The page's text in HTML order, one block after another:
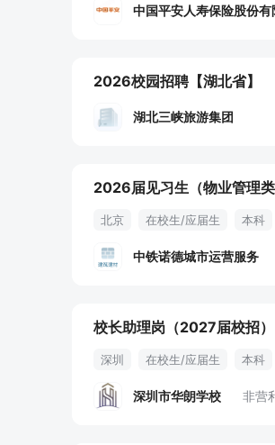
中国平安人寿保险股份
2026校园招聘 【湖北省】
湖北三峡旅游集团
2026届见习生（物业管理类
北京 在校生/应届生 本科
中铁诺德城市运营服务
校长助理岗（2027届校招）
深圳 在校生/应届生 本科
深圳市华朗学校 非营